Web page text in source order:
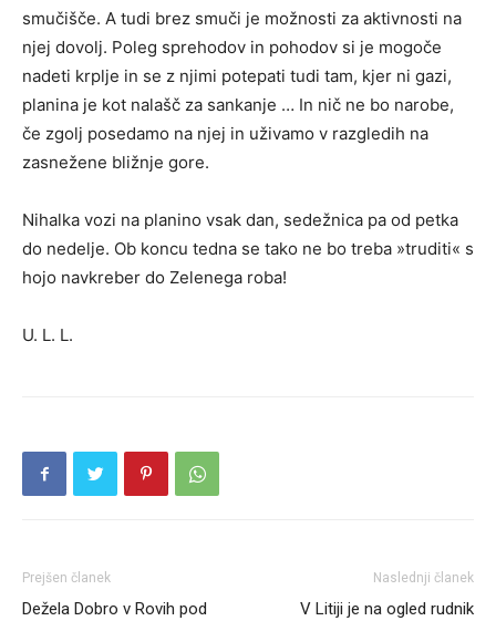
smučišče. A tudi brez smuči je možnosti za aktivnosti na
njej dovolj. Poleg sprehodov in pohodov si je mogoče
nadeti krplje in se z njimi potepati tudi tam, kjer ni gazi,
planina je kot nalašč za sankanje … In nič ne bo narobe,
če zgolj posedamo na njej in uživamo v razgledih na
zasnežene bližnje gore.
Nihalka vozi na planino vsak dan, sedežnica pa od petka
do nedelje. Ob koncu tedna se tako ne bo treba »truditi« s
hojo navkreber do Zelenega roba!
U. L. L.
Prejšen članek
Dežela Dobro v Rovih pod
Naslednji članek
V Litiji je na ogled rudnik